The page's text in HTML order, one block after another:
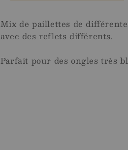
Mix de paillettes de
avec des reflets différents.
Parfait pour des ongles très